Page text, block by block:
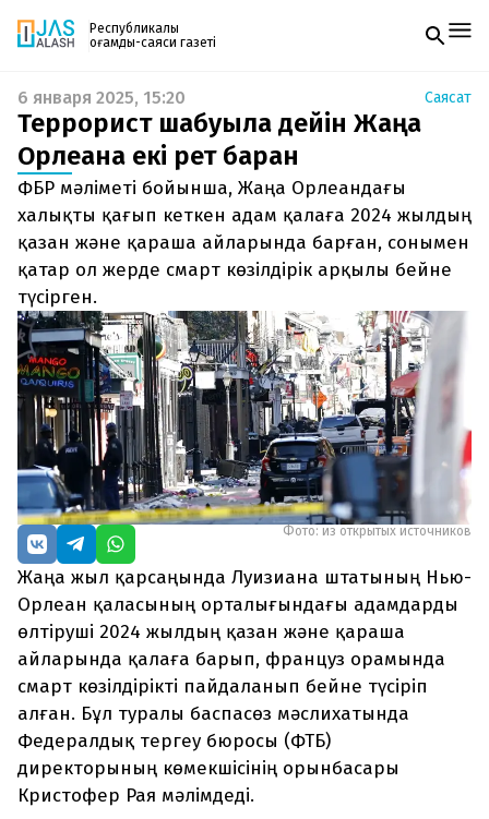
Республикалық
қоғамдық-саяси газеті
Жаңалықтар
Спорт
Live
Руханият
Аймақ
Архив
Заң және тәртіп
Редакциямен байланыс
+7 708 604 51 06
Жарнама бөлімі
+7 701 220 64 52
Пошта
zhasalash100@gmail.com
Газетке жазылу
PDF форматтағы газетті ай сайын электронды
поштаңызға алып отырыңыз. Жаңа нөмір
шыққан сәтте сізге бірден жіберіледі. Тек email
енгізіңіз, біз қалғанын өзіміз жібереміз.
6 января 2025, 15:20 Саясат
Террорист шабуылға дейін Жаңа
Орлеанға екі рет барған
ФБР мәліметі бойынша, Жаңа Орлеандағы
халықты қағып кеткен адам қалаға 2024 жылдың
қазан және қараша айларында барған, сонымен
қатар ол жерде смарт көзілдірік арқылы бейне
түсірген.
Фото: из открытых источников
Жаңа жыл қарсаңында Луизиана штатының Нью-
Орлеан қаласының орталығындағы адамдарды
өлтіруші 2024 жылдың қазан және қараша
айларында қалаға барып, француз орамында
смарт көзілдірікті пайдаланып бейне түсіріп
алған. Бұл туралы баспасөз мәслихатында
Федералдық тергеу бюросы (ФТБ)
директорының көмекшісінің орынбасары
Кристофер Рая мәлімдеді.